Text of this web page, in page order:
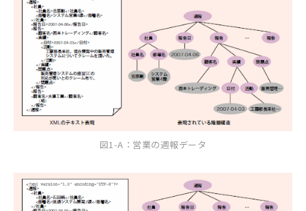
図1-A：営業の週報データ